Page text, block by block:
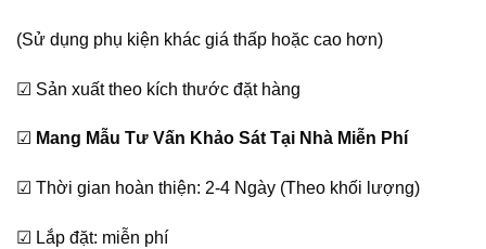
(Sử dụng phụ kiện khác giá thấp hoặc cao hơn)
☑ Sản xuất theo kích thước đặt hàng
☑ Mang Mẫu Tư Vấn Khảo Sát Tại Nhà Miễn Phí
☑ Thời gian hoàn thiện: 2-4 Ngày (Theo khối lượng)
☑ Lắp đặt: miễn phí